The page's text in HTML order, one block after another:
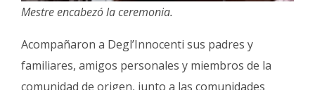
Mestre encabezó la ceremonia.
Acompañaron a Degl’Innocenti sus padres y
familiares, amigos personales y miembros de la
comunidad de origen, junto a las comunidades